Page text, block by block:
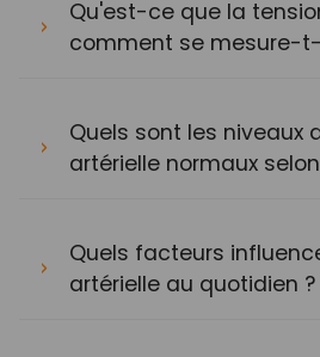
Qu'est-ce que la
comment se mesure-
Quels sont les niveaux
artérielle normaux
Quels facteurs
artérielle au quotidien ?